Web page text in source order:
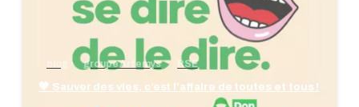
groupe Artemys RSE
💙 Sauver des vies, c’est l’affaire de toutes et tous !